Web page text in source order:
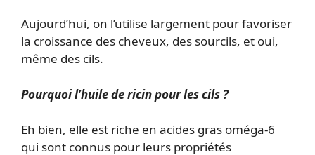
Aujourd’hui, on l’utilise largement pour favoriser
la croissance des cheveux, des sourcils, et oui,
même des cils.
Pourquoi l’huile de ricin pour les cils ?
Eh bien, elle est riche en acides gras oméga-6
qui sont connus pour leurs propriétés